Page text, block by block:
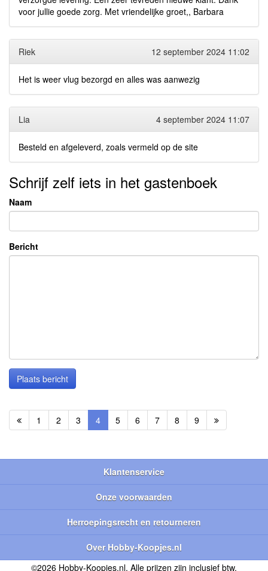
voor jullie goede zorg. Met vriendelijke groet,, Barbara
Riek 12 september 2024 11:02
Het is weer vlug bezorgd en alles was aanwezig
Lia 4 september 2024 11:07
Besteld en afgeleverd, zoals vermeld op de site
Schrijf zelf iets in het gastenboek
Naam
Bericht
Plaats bericht
1 2 3 4 5 6 7 8 9
Klantenservice
Onze voorwaarden
Herroepingsrecht en retourneren
Over Hobby-Koopjes.nl
©2026 Hobby-Koopjes.nl. Alle prijzen zijn inclusief btw.